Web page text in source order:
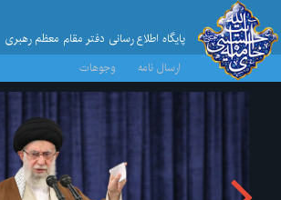
پایگاه اطلاع رسانی دفتر مقام معظم رهبری
ارسال نامه
وجوهات